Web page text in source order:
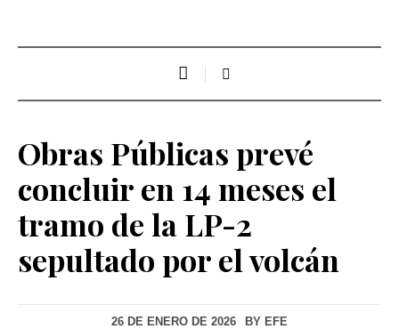
Obras Públicas prevé
concluir en 14 meses el
tramo de la LP-2
sepultado por el volcán
26 DE ENERO DE 2026 BY EFE